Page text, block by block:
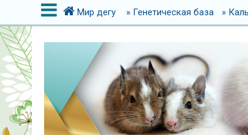
В
х
о
д
Мир дегу » Генетическая база »